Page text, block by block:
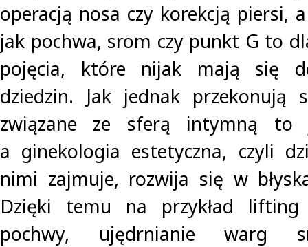
operacją nosa czy korekcją piersi,
jak pochwa, srom czy punkt G to
pojęcia, które nijak mają się
dziedzin. Jak jednak przekonują
związane ze sferą intymną to
a ginekologia estetyczna, czyli
nimi zajmuje, rozwija się w
Dzięki temu na przykład lifting
pochwy, ujędrnianie warg